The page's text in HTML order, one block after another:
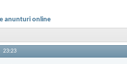
anunturi online
23:23